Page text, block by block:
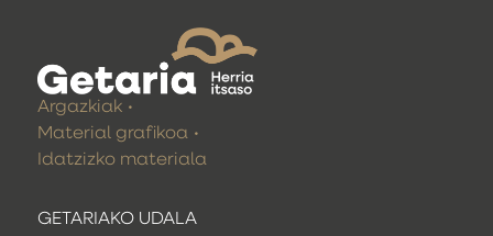
GETARIAKO UDALA
Argazkiak
Material grafikoa
Idatzizko materiala